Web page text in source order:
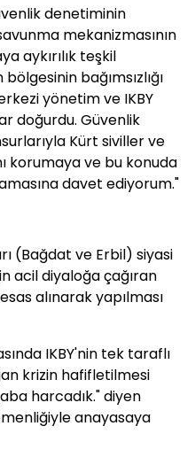
denetiminin
mekanizmasının
aykırılık teşkil
bağımsızlığı
yönetim ve IKBY
doğurdu. Güvenlik
Kürt siviller ve
korumaya ve bu konuda
davet ediyorum."
(Bağdat ve Erbil) siyasi
acil diyaloğa çağıran
alınarak yapılması
IKBY'nin tek taraflı
krizin hafifletilmesi
harcadık." diyen
anayasaya